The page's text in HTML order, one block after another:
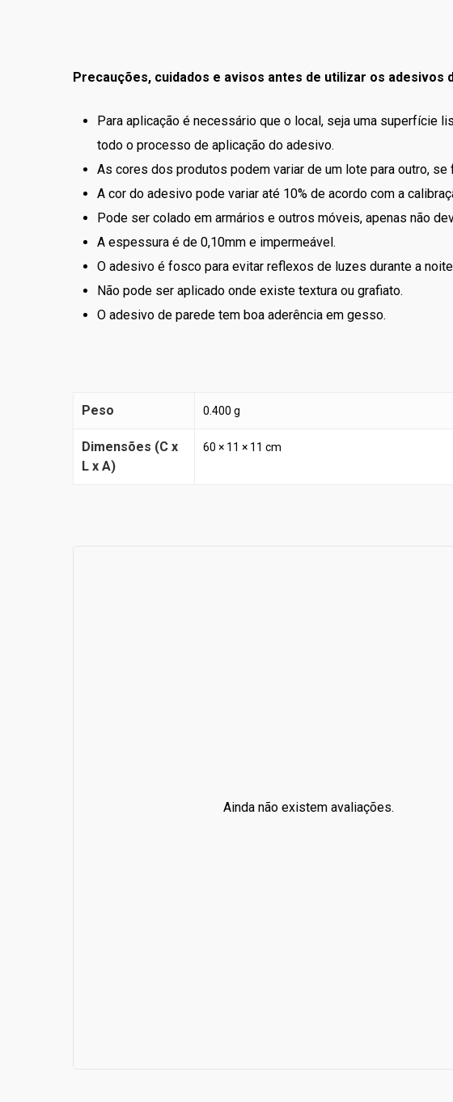
Precauções, cuidados e avisos antes de utilizar os adesivos
Para aplicação é necessário que o local, seja uma superfície
todo o processo de aplicação do adesivo.
As cores dos produtos podem variar de um lote para outro,
A cor do adesivo pode variar até 10% de acordo com a
Pode ser colado em armários e outros móveis, apenas não
A espessura é de 0,10mm e impermeável.
O adesivo é fosco para evitar reflexos de luzes durante a
Não pode ser aplicado onde existe textura ou grafiato.
O adesivo de parede tem boa aderência em gesso.
Peso 0.400 g
Dimensões (C x
L x A)
60 × 11 × 11 cm
Ainda não existem avaliações.